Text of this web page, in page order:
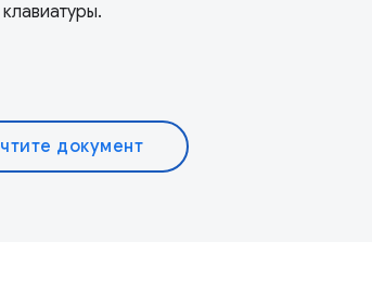
документ